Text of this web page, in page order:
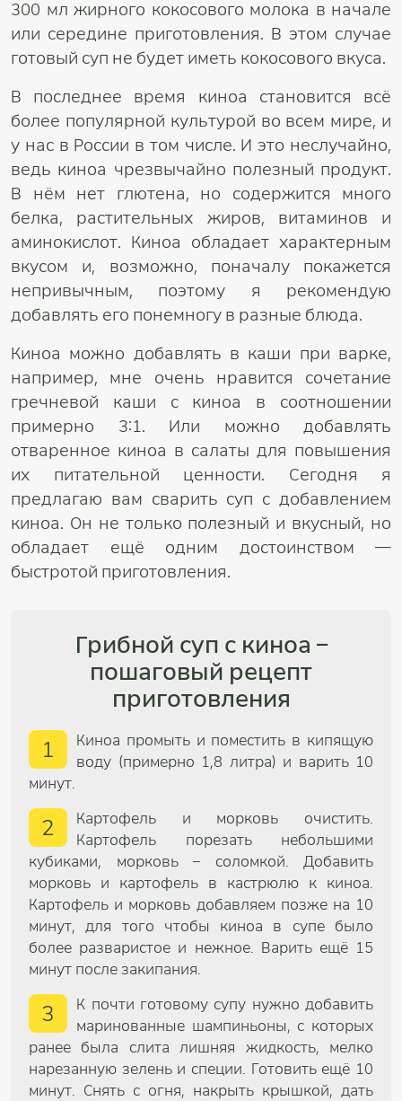
300 мл жирного кокосового молока в начале
или середине приготовления. В этом случае
готовый суп не будет иметь кокосового вкуса.
В последнее время киноа становится всё
более популярной культурой во всем мире, и
у нас в России в том числе. И это неслучайно,
ведь киноа чрезвычайно полезный продукт.
В нём нет глютена, но содержится много
белка, растительных жиров, витаминов и
аминокислот. Киноа обладает характерным
вкусом и, возможно, поначалу покажется
непривычным, поэтому я рекомендую
добавлять его понемногу в разные блюда.
Киноа можно добавлять в каши при варке,
например, мне очень нравится сочетание
гречневой каши с киноа в соотношении
примерно 3:1. Или можно добавлять
отваренное киноа в салаты для повышения
их питательной ценности. Сегодня я
предлагаю вам сварить суп с добавлением
киноа. Он не только полезный и вкусный, но
обладает ещё одним достоинством —
быстротой приготовления.
Грибной суп с киноа –
пошаговый рецепт
приготовления
1
Киноа промыть и поместить в кипящую
воду (примерно 1,8 литра) и варить 10
минут.
2
Картофель и морковь очистить.
Картофель порезать небольшими
кубиками, морковь – соломкой. Добавить
морковь и картофель в кастрюлю к киноа.
Картофель и морковь добавляем позже на 10
минут, для того чтобы киноа в супе было
более разваристое и нежное. Варить ещё 15
минут после закипания.
3
К почти готовому супу нужно добавить
маринованные шампиньоны, с которых
ранее была слита лишняя жидкость, мелко
нарезанную зелень и специи. Готовить ещё 10
минут. Снять с огня, накрыть крышкой, дать